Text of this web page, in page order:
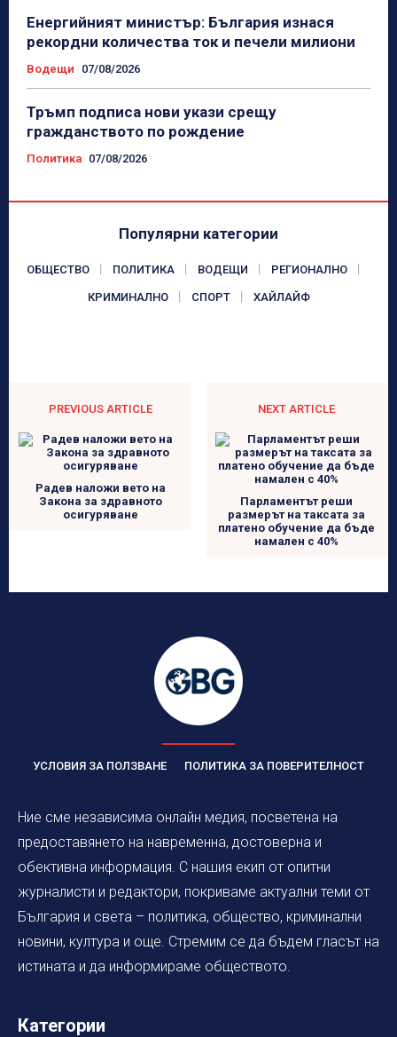
Енергийният министър: България изнася
рекордни количества ток и печели милиони
Водещи 07/08/2026
Тръмп подписа нови укази срещу
гражданството по рождение
Политика 07/08/2026
Популярни категории
ОБЩЕСТВО ПОЛИТИКА ВОДЕЩИ РЕГИОНАЛНО
КРИМИНАЛНО СПОРТ ХАЙЛАЙФ
PREVIOUS ARTICLE
Радев наложи вето на
Закона за здравното
осигуряване
NEXT ARTICLE
Парламентът реши
размерът на таксата за
платено обучение да бъде
намален с 40%
УСЛОВИЯ ЗА ПОЛЗВАНЕ ПОЛИТИКА ЗА ПОВЕРИТЕЛНОСТ
Ние сме независима онлайн медия, посветена на
предоставянето на навременна, достоверна и
обективна информация. С нашия екип от опитни
журналисти и редактори, покриваме актуални теми от
България и света – политика, общество, криминални
новини, култура и още. Стремим се да бъдем гласът на
истината и да информираме обществото.
Категории